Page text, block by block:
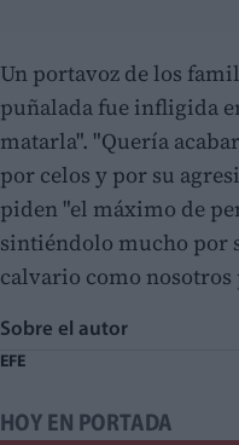
Un portavoz de los
puñalada fue infligida
matarla". "Quería
por celos y por su
piden "el máximo de
sintiéndolo mucho por
calvario como nosotros
Sobre el autor
EFE
HOY EN PORTADA